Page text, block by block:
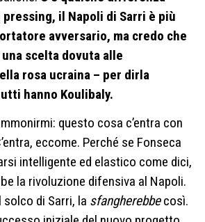
il Napoli di Sarri è più
avversario, ma credo che
scelta dovuta alle
rosa ucraina – per dirla
hanno Koulibaly.
questo cosa c’entra con
eccome. Perché se Fonseca
intelligente ed elastico come dici,
la rivoluzione difensiva al Napoli.
di Sarri, la sfangherebbecosì.